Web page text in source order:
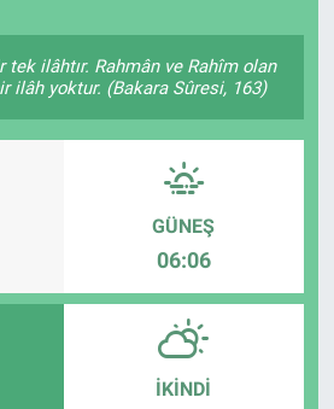
tek ilâhtır. Rahmân ve Rahîm olan
ilâh yoktur. (Bakara Sûresi, 163)
GÜNEŞ
06:06
İKINDI